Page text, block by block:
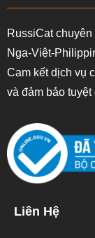
RussiCat
Nga-Việt-
Cam kết dịch vụ
và đảm bảo
Liên Hệ